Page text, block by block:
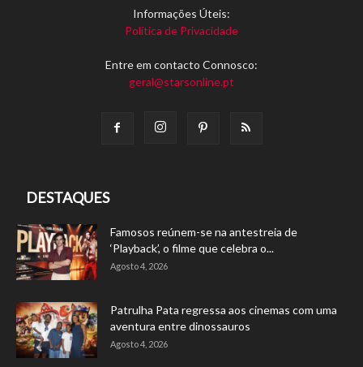
Informações Úteis:
Política de Privacidade
Entre em contacto Connosco:
geral@starsonline.pt
DESTAQUES
Famosos reúnem-se na antestreia de
‘Playback’, o filme que celebra o...
Agosto 4, 2026
Patrulha Pata regressa aos cinemas com uma
aventura entre dinossauros
Agosto 4, 2026